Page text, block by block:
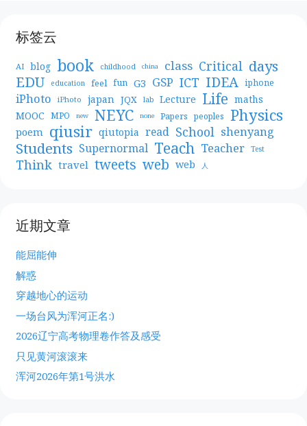
标签云
AI blog book childhood china class Critical days
EDU education feel fun G3 GSP ICT IDEA iphone
iPhoto iPhoto japan JQX lab Lecture Life maths
MOOC MPO new NEYC none Papers peoples Physics
poem qiusir qiutopia read School shenyang
Students Supernormal Teach Teacher Test
Think travel tweets web web 人
近期文章
能屈能伸
解惑
穿越地心的运动
一场台风为浑河正名:)
2026辽宁高考物理卷作答及感受
只见黄河滚滚来
浑河2026年第1号洪水